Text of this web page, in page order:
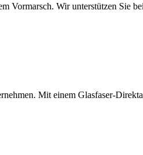
Vormarsch. Wir unterstützen Sie
Mit einem Glasfaser-